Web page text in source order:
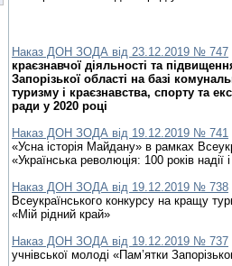
Наказ ДОН ЗОДА від 23.12.2019 № 747
краєзнавчої діяльності та
Запорізької області на базі
туризму і краєзнавства, спорту та
ради у 2020 році
Наказ ДОН ЗОДА від 19.12.2019 № 741
«Усна історія Майдану» в рамках
«Українська революція: 100 років надії
Наказ ДОН ЗОДА від 19.12.2019 № 738
Всеукраїнського конкурсу на кращу
«Мій рідний край»
Наказ ДОН ЗОДА від 19.12.2019 № 737
учнівської молоді «Пам’ятки